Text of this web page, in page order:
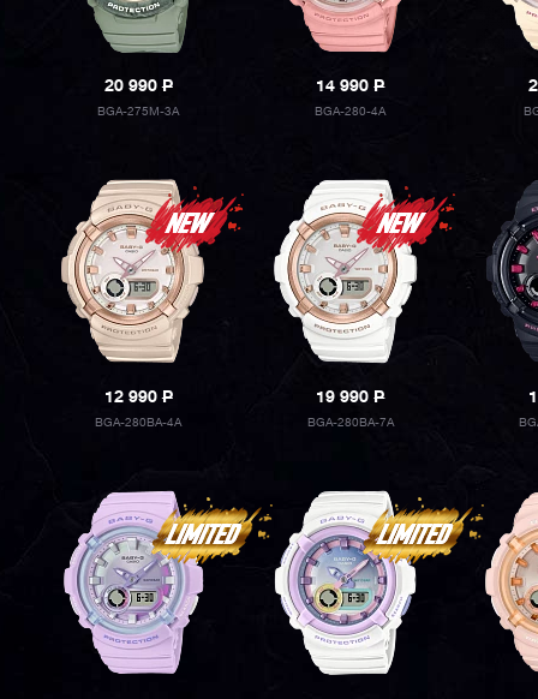
20 990P
BGA-275M-3A
14 990P
BGA-280-4A
12 990P
BGA-280BA-4A
19 990P
BGA-280BA-7A